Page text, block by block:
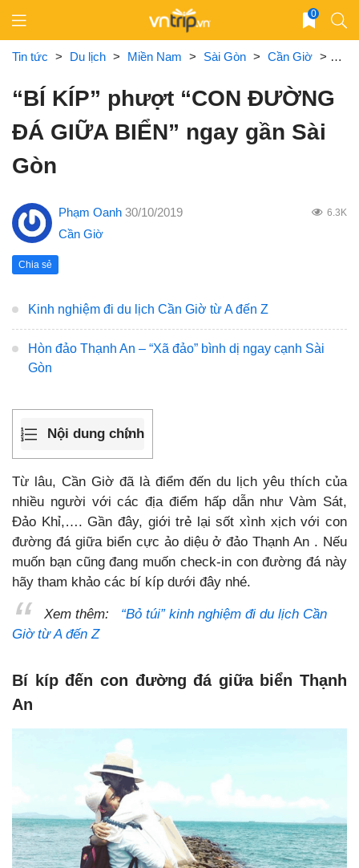
content
0
Tin tức > Du lịch > Miền Nam > Sài Gòn > Cần Giờ > “BÍ
“BÍ KÍP” phượt “CON ĐƯỜNG
ĐÁ GIỮA BIỂN” ngay gần Sài
Gòn
Phạm Oanh 30/10/2019 6.3K
Cần Giờ
Chia sẻ
Kinh nghiệm đi du lịch Cần Giờ từ A đến Z
Hòn đảo Thạnh An – “Xã đảo” bình dị ngay cạnh Sài
Gòn
Nội dung chính
Từ lâu, Cần Giờ đã là điểm đến du lịch yêu thích của
nhiều người với các địa điểm hấp dẫn như Vàm Sát,
Đảo Khỉ,…. Gần đây, giới trẻ lại sốt xình xịch với con
đường đá giữa biển cực ảo diệu ở đảo Thạnh An . Nếu
muốn bạn cũng đang muốn check-in con đường đá này
hãy tham khảo các bí kíp dưới đây nhé.
Xem thêm: “Bỏ túi” kinh nghiệm đi du lịch Cần
Giờ từ A đến Z
Bí kíp đến con đường đá giữa biển Thạnh
An